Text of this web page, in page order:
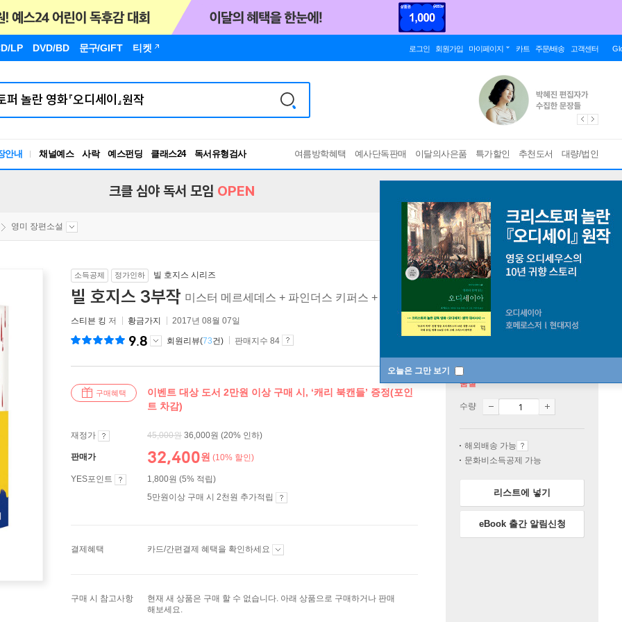
LP DVD/BD 문구/GIFT 티켓 로그인 회원가입 마이페이지 카트 주문/배송 고객센터
안내 채널예스 사락 예스펀딩 클래스24
독서유형검사
RBTI Lab
여름방학혜택 예사단독판매 이달의사은품 특가할인 추천도서 대량/법인
오늘은 그만 보기
크클 심야 독서 모임 OPEN
영미 장편소설
소득공제 정가인하 빌 호지스 시리즈
빌 호지스 3부작 미스터 메르세데스 + 파인더스 키퍼스 + 엔드 오브 왓치[ 전3권 ]
스티븐 킹 저 황금가지 2017년 08월 07일
9.8 회원리뷰(73건) 판매지수 84
구매혜택
이벤트 대상 도서 2만원 이상 구매 시, ‘캐리 북캔들’ 증정(포인
트 차감)
재정가 45,000원 36,000원 (20% 인하)
판매가 32,400원 (10% 할인)
YES포인트
1,800원 (5% 적립)
5만원이상 구매 시 2천원 추가적립
결제혜택 카드/간편결제 혜택을 확인하세요
구매 시 참고사항
현재 새 상품은 구매 할 수 없습니다. 아래 상품으로 구매하거나 판매
해보세요.
품절
수량
해외배송 가능
문화비소득공제 가능
리스트에 넣기
eBook 출간 알림신청